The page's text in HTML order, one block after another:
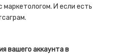
маркетологом. И если есть
вашего аккаунта в